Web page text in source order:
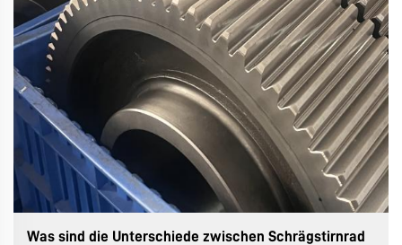
Was sind die Unterschiede zwischen Schrägstirnrad